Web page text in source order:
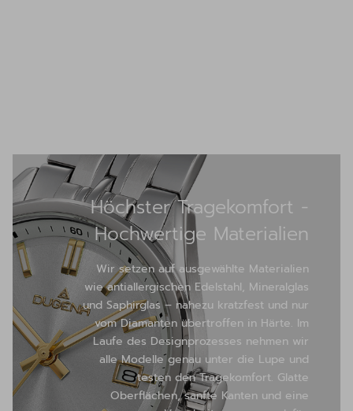
Höchster Tragekomfort -
Hochwertige Materialien
Wir setzen auf ausgewählte Materialien
wie antiallergischen Edelstahl, Mineralglas
und Saphirglas – nahezu kratzfest und nur
vom Diamanten übertroffen in Härte. Im
Laufe des Designprozesses nehmen wir
alle Modelle genau unter die Lupe und
testen den Tragekomfort. Glatte
Oberflächen, sanfte Kanten und eine